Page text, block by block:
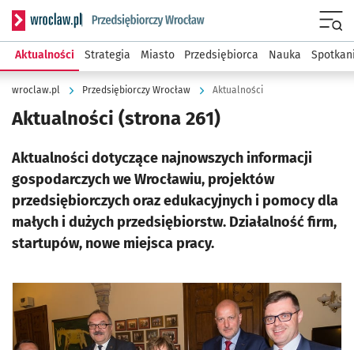
Serwis informacyjny wroclaw.pl podserwis: Strategia
Aktualności Strategia Miasto Przedsiębiorca Nauka
wroclaw.pl Przedsiębiorczy Wrocław Aktualności
Aktualności (strona 261)
Aktualności dotyczące najnowszych informacji
gospodarczych we Wrocławiu, projektów
przedsiębiorczych oraz edukacyjnych i pomocy dla
małych i dużych przedsiębiorstw. Działalność firm,
startupów, nowe miejsca pracy.